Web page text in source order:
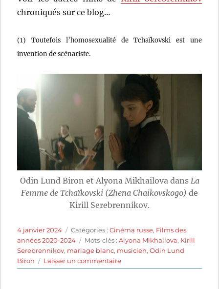
chroniqués sur ce blog…
(1) Toutefois l’homosexualité de Tchaïkovski est une
invention de scénariste.
Odin Lund Biron et Alyona Mikhailova dans La
Femme de Tchaïkovski (Zhena Chaikovskogo) de
Kirill Serebrennikov.
Publié
le
4 janvier 2024 Catégories
Catégories :Cinéma russe, Films des
années 2020-2024
Étiquettes
Mots-clés :Alyona Mikhailova, Kirill
Serebrennikov, mariage blanc, musicien,Odin Lund
Biron
Laisser un commentairesur
La